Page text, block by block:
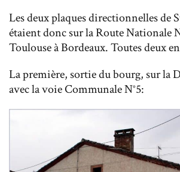
Les deux plaques directionnelles de
étaient donc sur la Route Nationale
Toulouse à Bordeaux. Toutes deux
La première, sortie du bourg, sur la
avec la voie Communale N°5: